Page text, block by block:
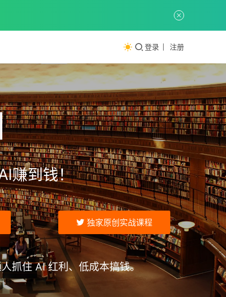
登录 注册
赚到钱！
独家原创实战课程
抓住 AI 红利、低成本搞钱。